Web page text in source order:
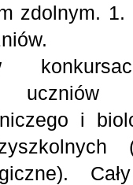
zdolnym. 1.
uczniów
i